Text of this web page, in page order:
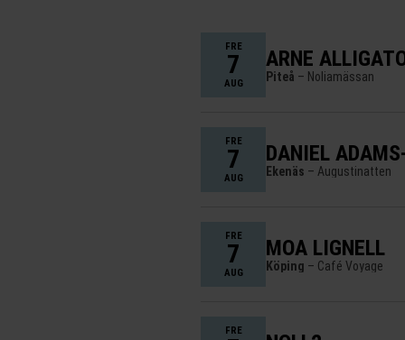
FRE
7
AUG
ARNE
Piteå – Noliamässan
FRE
7
AUG
DANIEL
Ekenäs – Augustinatten
FRE
7
AUG
MOA LIGNELL
Köping – Café Voyage
FRE